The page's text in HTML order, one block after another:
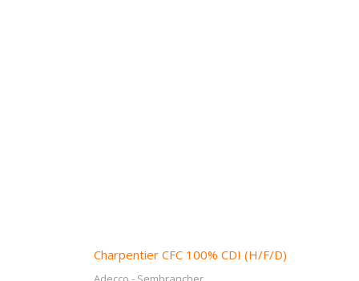
Charpentier CFC 100% CDI (H/F/D)